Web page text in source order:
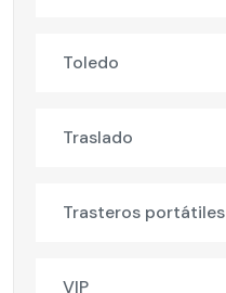
Toledo
Traslado
Trasteros portátiles
VIP